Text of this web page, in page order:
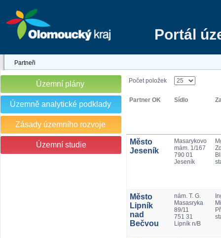
Portál
Partneři
Územní plány
Územně analytické podklady
Zásady územního rozvoje
Územní studie
Počet položek
Partner OK Sídlo
Město
Jeseník
Masarykovo
mám. 1/167
790 01
Jeseník
Město
Lipník
nad
Bečvou
nám. T. G.
Masasryka
89/11
751 31
Lipník n/B